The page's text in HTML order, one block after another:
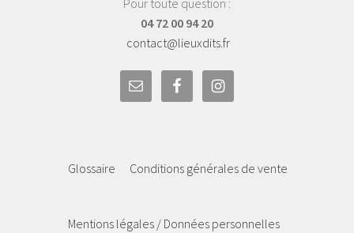
04 72 00 94 20
contact@lieuxdits.fr
Glossaire Conditions générales de vente
Mentions légales / Données personnelles